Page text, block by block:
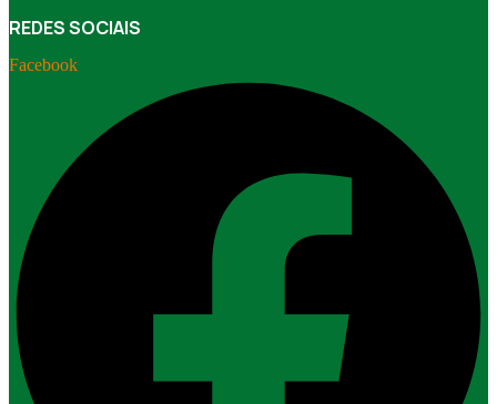
REDES SOCIAIS
Facebook